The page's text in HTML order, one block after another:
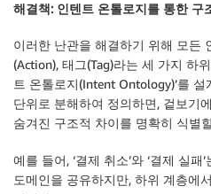
해결책: 인텐트 온톨로지를 통한 구
이러한 난관을 해결하기 위해 모든
(Action), 태그(Tag)라는 세 가지 하
트 온톨로지(Intent Ontology)’를
단위로 분해하여 정의하면, 겉보기
숨겨진 구조적 차이를 명확히 식별
예를 들어, ‘결제 취소’와 ‘결제 실패
도메인을 공유하지만, 하위 계층에